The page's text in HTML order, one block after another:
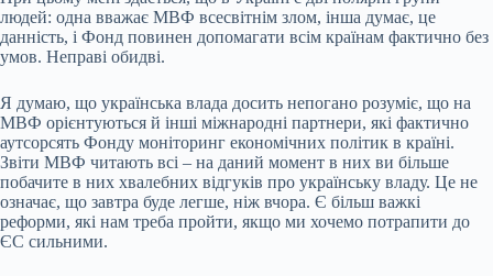
людей: одна вважає МВФ всесвітнім злом, інша думає, це
данність, і Фонд повинен допомагати всім країнам фактично без
умов. Неправі обидві.
Я думаю, що українська влада досить непогано розуміє, що на
МВФ орієнтуються й інші міжнародні партнери, які фактично
аутсорсять Фонду моніторинг економічних політик в країні.
Звіти МВФ читають всі – на даний момент в них ви більше
побачите в них хвалебних відгуків про українську владу. Це не
означає, що завтра буде легше, ніж вчора. Є більш важкі
реформи, які нам треба пройти, якщо ми хочемо потрапити до
ЄС сильними.